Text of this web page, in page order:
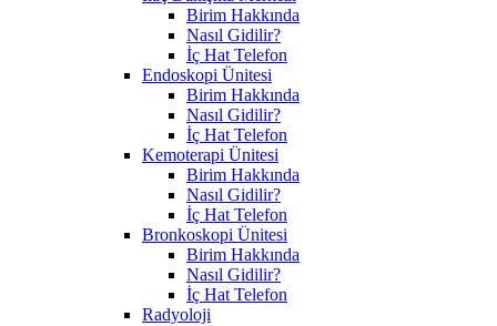
Birim Hakkında
Nasıl Gidilir?
İç Hat Telefon
Endoskopi Ünitesi
Birim Hakkında
Nasıl Gidilir?
İç Hat Telefon
Kemoterapi Ünitesi
Birim Hakkında
Nasıl Gidilir?
İç Hat Telefon
Bronkoskopi Ünitesi
Birim Hakkında
Nasıl Gidilir?
İç Hat Telefon
Radyoloji